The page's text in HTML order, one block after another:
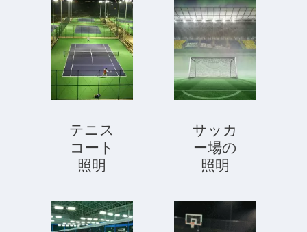
テニス
コート
照明
サッカ
ー場の
照明